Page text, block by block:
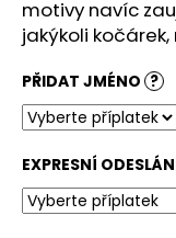
motivy navíc
jakýkoli
PŘIDAT JMÉNO ?
EXPRESNÍ
p
o
u
č
u
j
e
m